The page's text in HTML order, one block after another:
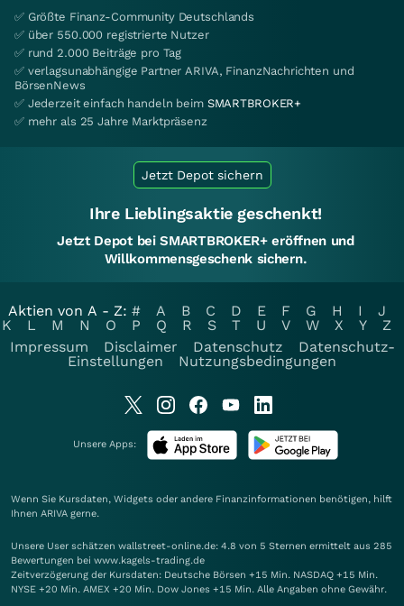
✅ Größte Finanz-Community Deutschlands
✅ über 550.000 registrierte Nutzer
✅ rund 2.000 Beiträge pro Tag
✅ verlagsunabhängige Partner ARIVA, FinanzNachrichten und
BörsenNews
✅ Jederzeit einfach handeln beim SMARTBROKER+
✅ mehr als 25 Jahre Marktpräsenz
Jetzt Depot sichern
Ihre Lieblingsaktie geschenkt!
Jetzt Depot bei SMARTBROKER+ eröffnen und
Willkommensgeschenk sichern.
Aktien von A - Z: # A B C D E F G H I
J
K
L M N O P Q R S T U V W X Y
Z
Impressum
Disclaimer Datenschutz
Datenschutz-
Einstellungen
Nutzungsbedingungen
Unsere Apps:
Wenn Sie Kursdaten, Widgets oder andere Finanzinformationen benötigen, hilft
Ihnen ARIVA gerne.
Unsere User schätzen wallstreet-online.de: 4.8 von 5 Sternen ermittelt aus 285
Bewertungen bei www.kagels-trading.de
Zeitverzögerung der Kursdaten: Deutsche Börsen +15 Min. NASDAQ +15 Min.
NYSE +20 Min. AMEX +20 Min. Dow Jones +15 Min. Alle Angaben ohne Gewähr.